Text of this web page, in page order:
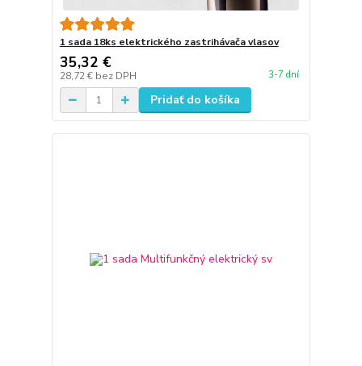
1 sada 18ks elektrického zastrihávača vlasov
35,32 €
28,72 € bez DPH 3-7 dní
Pridať do košíka